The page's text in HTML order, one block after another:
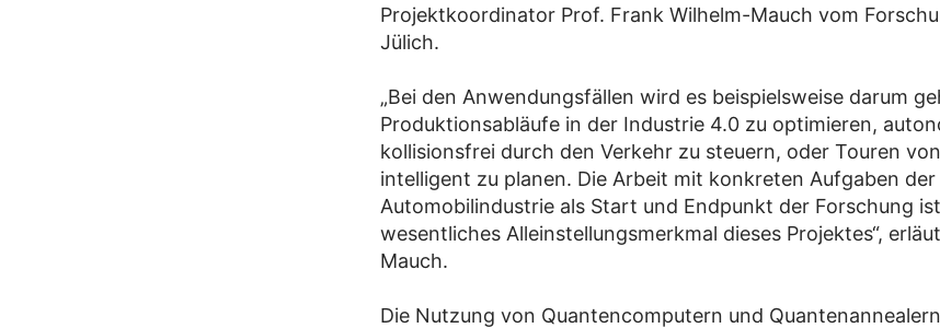
Projektkoordinator Prof. Frank Wilhelm-Mauch vom
Jülich.
„Bei den Anwendungsfällen wird es beispielsweise darum
Produktionsabläufe in der Industrie 4.0 zu optimieren,
kollisionsfrei durch den Verkehr zu steuern, oder Touren
intelligent zu planen. Die Arbeit mit konkreten Aufgaben der
Automobilindustrie als Start und Endpunkt der Forschung
wesentliches Alleinstellungsmerkmal dieses Projektes“,
Mauch.
Die Nutzung von Quantencomputern und